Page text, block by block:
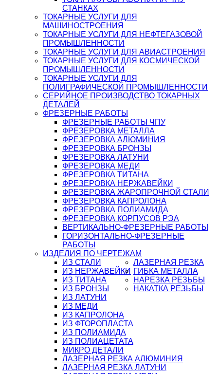
СТАНКАХ
ТОКАРНЫЕ УСЛУГИ ДЛЯ
МАШИНОСТРОЕНИЯ
ТОКАРНЫЕ УСЛУГИ ДЛЯ НЕФТЕГАЗОВОЙ
ПРОМЫШЛЕННОСТИ
ТОКАРНЫЕ УСЛУГИ ДЛЯ АВИАСТРОЕНИЯ
ТОКАРНЫЕ УСЛУГИ ДЛЯ КОСМИЧЕСКОЙ
ПРОМЫШЛЕННОСТИ
ТОКАРНЫЕ УСЛУГИ ДЛЯ
ПОЛИГРАФИЧЕСКОЙ ПРОМЫШЛЕННОСТИ
СЕРИЙНОЕ ПРОИЗВОДСТВО ТОКАРНЫХ
ДЕТАЛЕЙ
ФРЕЗЕРНЫЕ РАБОТЫ
ФРЕЗЕРНЫЕ РАБОТЫ ЧПУ
ФРЕЗЕРОВКА МЕТАЛЛА
ФРЕЗЕРОВКА АЛЮМИНИЯ
ФРЕЗЕРОВКА БРОНЗЫ
ФРЕЗЕРОВКА ЛАТУНИ
ФРЕЗЕРОВКА МЕДИ
ФРЕЗЕРОВКА ТИТАНА
ФРЕЗЕРОВКА НЕРЖАВЕЙКИ
ФРЕЗЕРОВКА ЖАРОПРОЧНОЙ СТАЛИ
ФРЕЗЕРОВКА КАПРОЛОНА
ФРЕЗЕРОВКА ПОЛИАМИДА
ФРЕЗЕРОВКА КОРПУСОВ РЭА
ВЕРТИКАЛЬНО-ФРЕЗЕРНЫЕ РАБОТЫ
ГОРИЗОНТАЛЬНО-ФРЕЗЕРНЫЕ
РАБОТЫ
ИЗДЕЛИЯ ПО ЧЕРТЕЖАМ
ИЗ СТАЛИ
ИЗ НЕРЖАВЕЙКИ
ИЗ ТИТАНА
ИЗ БРОНЗЫ
ИЗ ЛАТУНИ
ИЗ МЕДИ
ИЗ КАПРОЛОНА
ИЗ ФТОРОПЛАСТА
ИЗ ПОЛИАМИДА
ИЗ ПОЛИАЦЕТАТА
МИКРО ДЕТАЛИ
ЛАЗЕРНАЯ РЕЗКА
ЛАЗЕРНАЯ РЕЗКА АЛЮМИНИЯ
ЛАЗЕРНАЯ РЕЗКА ЛАТУНИ
ГИБКА МЕТАЛЛА
НАРЕЗКА РЕЗЬБЫ
НАКАТКА РЕЗЬБЫ